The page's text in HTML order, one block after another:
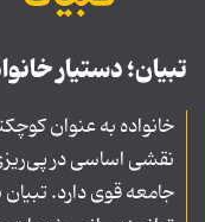
تبیان؛ دستیار
خانواده به عنوان
نقشی اساسی در
جامعه قوی دارد.